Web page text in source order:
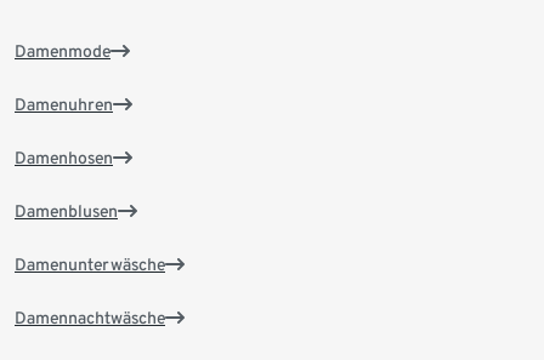
Damenmode
Damenuhren
Damenhosen
Damenblusen
Damenunterwäsche
Damennachtwäsche